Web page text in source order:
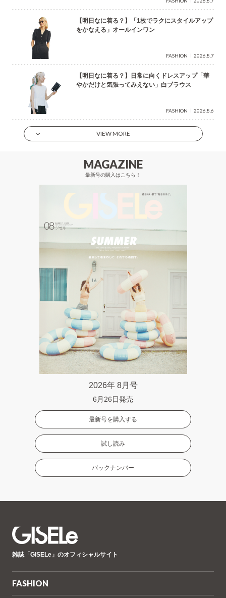
【明日なに着る？】「1枚でラクにスタイルアップ
をかなえる」オールインワン
FASHION 2026.8.7
【明日なに着る？】日常に向くドレスアップ「華
やかだけと気張ってみえない」白ブラウス
FASHION 2026.8.6
VIEW MORE
MAGAZINE
最新号の購入はこちら！
2026年 8月号
6月26日発売
最新号を購入する
試し読み
バックナンバー
ゼ
雑誌「GISELe」のオフィシャルサイト
FASHION